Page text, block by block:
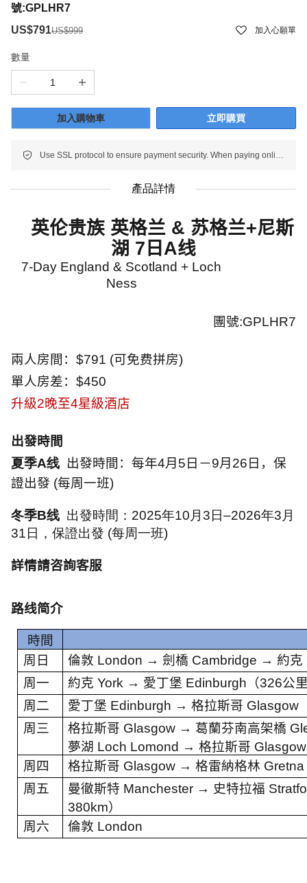
號:GPLHR7
US$791US$999 加入心願單
數量
加入購物車 立即購買
Use SSL protocol to ensure payment security. When paying online, your payment information is protected.
產品詳情
英伦贵族 英格兰 & 苏格兰+尼斯
湖 7 日 A线
7-Day England & Scotland + Loch
Ness
團號:GPLHR7
兩人房間： $791 (可免费拼房)
單人房差： $450
升級2晚至4星級酒店
出發時間
夏季A线 出發時間：每年4月 5 日－9月 26 日，保
證出發 (每周一班)
冬季B线 出發時間：2025年10月3日–2026年3月
31日，保證出發 (每周一班)
詳情請咨詢客服
路线简介
時間
周日
倫敦 London →劍橋 Cambridge → 約克
周一
約克 York → 愛丁堡 Edinburgh （326公
周二
愛丁堡 Edinburgh →格拉斯哥 Glasgow
周三
格拉斯哥 Glasgow →葛蘭芬南高架橋
夢湖 Loch Lomond →格拉斯哥 Glasgow
周四
格拉斯哥 Glasgow →格雷納格林
周五
曼徹斯特 Manchester → 史特拉福
380km）
周六
倫敦 London